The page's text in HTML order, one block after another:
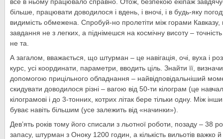
більше, працювати доводилося і вдень, і вночі, і в будь-яку
видимість обмежена. Спробуй-но пролетіти між горами Кавказу,
завдання не з легких, а піднімешся на космічну висоту –
не та.
А загалом, вважається, що штурман – це навігація, очі, вуха і
курс, усі координати, параметри, вводить ціль. Знайти її,
допомогою прицільного обладнання – найвідповідальніший
скидувати доводилося різні – вагою від 50-ти кілограм (це
кілограмові і до 3-тонних, котрих літак бере тільки одну. Між
буває навіть більшим (усе залежить від «начинки»).
Дев’ять років тому його списали з льотної роботи, позаду – 38
запасу, штурман з Оноку 1200 годин, а кількість вильотів важко